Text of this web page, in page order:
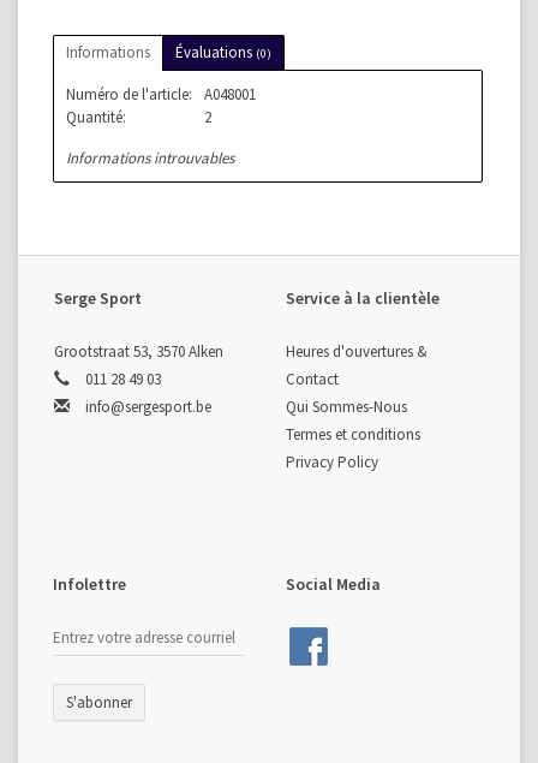
Informations Évaluations (0)
Numéro de l'article:
A048001
Quantité:
2
Informations introuvables
Serge Sport
Grootstraat 53, 3570 Alken
011 28 49 03
info@sergesport.be
Service à la clientèle
Heures d'ouvertures &
Contact
Qui Sommes-Nous
Termes et conditions
Privacy Policy
Infolettre
S'abonner
Social Media